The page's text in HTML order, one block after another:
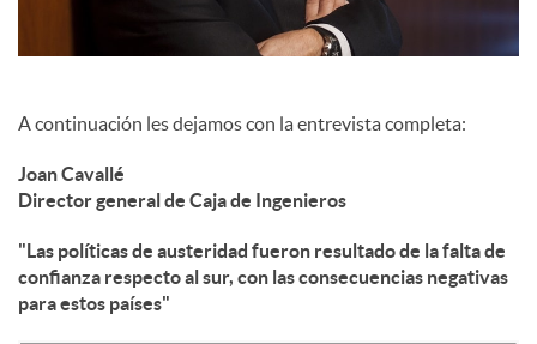
e
n
i
d
A continuación les dejamos con la entrevista completa:
Joan Cavallé
Director general de Caja de Ingenieros
"Las políticas de austeridad fueron resultado de la falta de
confianza respecto al sur, con las consecuencias negativas
para estos países"